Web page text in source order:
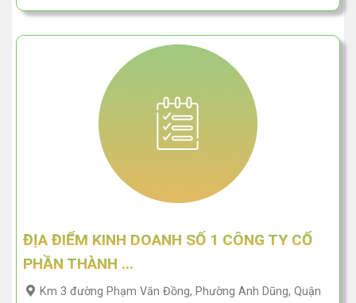
ĐỊA ĐIỂM KINH DOANH SỐ 1 CÔNG TY CỔ
PHẦN THÀNH ...
Km 3 đường Phạm Văn Đồng, Phường Anh Dũng, Quận